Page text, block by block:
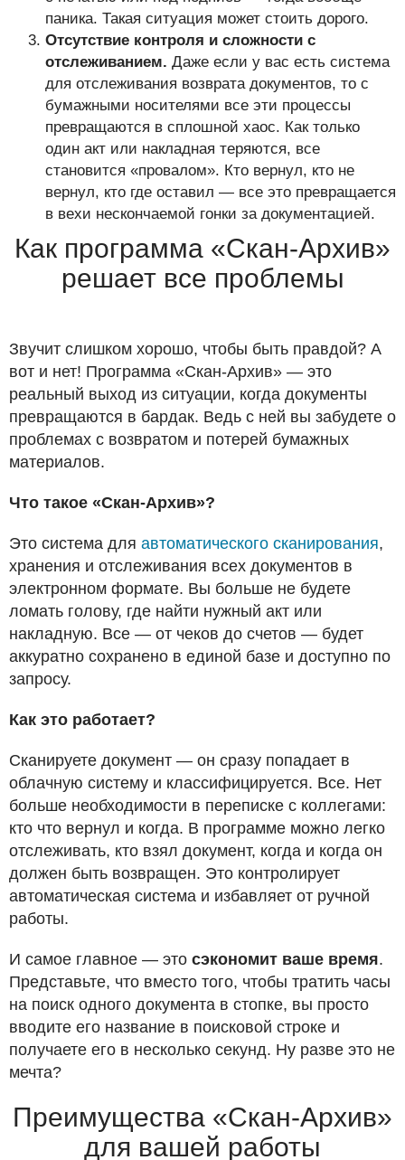
паника. Такая ситуация может стоить дорого.
Отсутствие контроля и сложности с
отслеживанием. Даже если у вас есть система
для отслеживания возврата документов, то с
бумажными носителями все эти процессы
превращаются в сплошной хаос. Как только
один акт или накладная теряются, все
становится «провалом». Кто вернул, кто не
вернул, кто где оставил — все это превращается
в вехи нескончаемой гонки за документацией.
Как программа «Скан-Архив»
решает все проблемы
Звучит слишком хорошо, чтобы быть правдой? А
вот и нет! Программа «Скан-Архив» — это
реальный выход из ситуации, когда документы
превращаются в бардак. Ведь с ней вы забудете о
проблемах с возвратом и потерей бумажных
материалов.
Что такое «Скан-Архив»?
Это система для автоматического сканирования,
хранения и отслеживания всех документов в
электронном формате. Вы больше не будете
ломать голову, где найти нужный акт или
накладную. Все — от чеков до счетов — будет
аккуратно сохранено в единой базе и доступно по
запросу.
Как это работает?
Сканируете документ — он сразу попадает в
облачную систему и классифицируется. Все. Нет
больше необходимости в переписке с коллегами:
кто что вернул и когда. В программе можно легко
отслеживать, кто взял документ, когда и когда он
должен быть возвращен. Это контролирует
автоматическая система и избавляет от ручной
работы.
И самое главное — это сэкономит ваше время.
Представьте, что вместо того, чтобы тратить часы
на поиск одного документа в стопке, вы просто
вводите его название в поисковой строке и
получаете его в несколько секунд. Ну разве это не
мечта?
Преимущества «Скан-Архив»
для вашей работы